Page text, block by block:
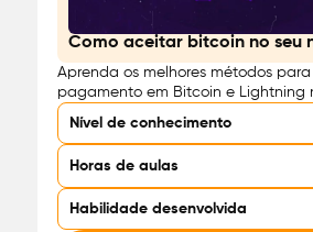
Como aceitar bitcoin no seu
Aprenda os melhores métodos
pagamento em Bitcoin e Lightning
Nível de conhecimento
Horas de aulas
Habilidade desenvolvida